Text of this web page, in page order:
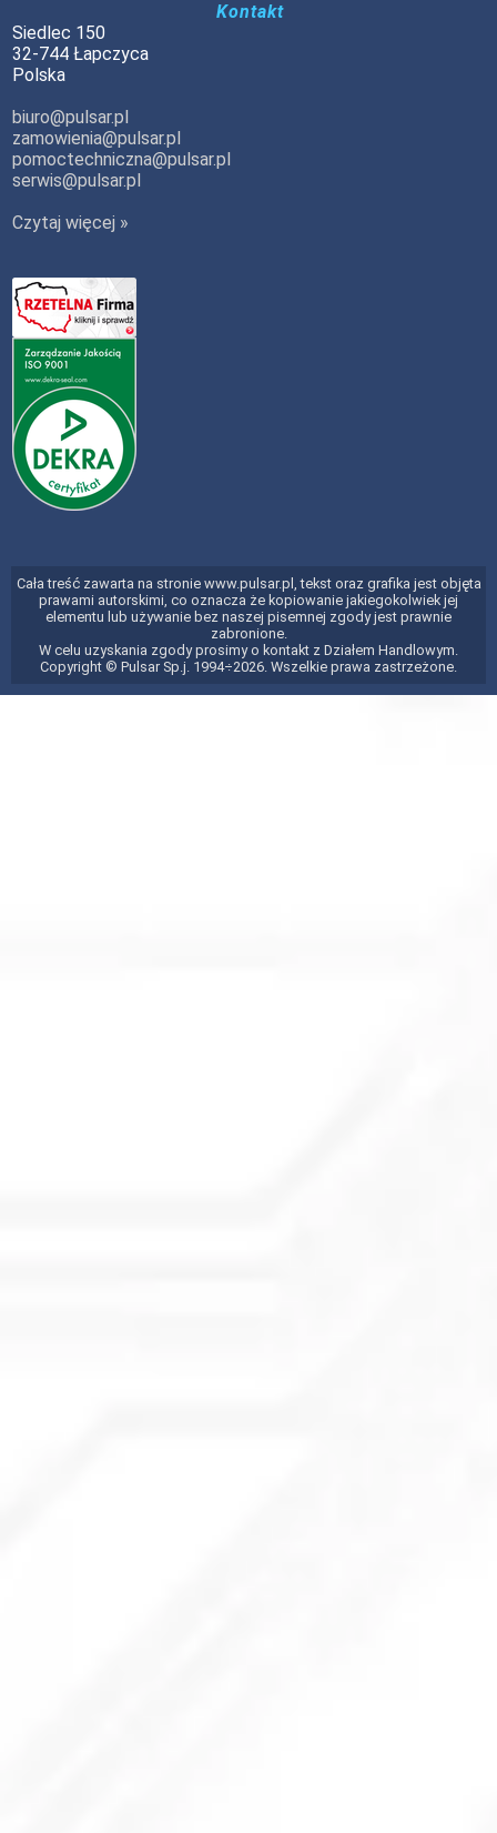
Kontakt
Siedlec 150
32-744 Łapczyca
Polska
biuro@pulsar.pl
zamowienia@pulsar.pl
pomoctechniczna@pulsar.pl
serwis@pulsar.pl
Czytaj więcej »
Cała treść zawarta na stronie www.pulsar.pl, tekst oraz grafika jest objęta
prawami autorskimi, co oznacza że kopiowanie jakiegokolwiek jej
elementu lub używanie bez naszej pisemnej zgody jest prawnie
zabronione.
W celu uzyskania zgody prosimy o kontakt z Działem Handlowym.
Copyright © Pulsar Sp.j. 1994÷2026. Wszelkie prawa zastrzeżone.